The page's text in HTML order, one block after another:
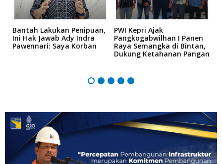
Bantah Lakukan Penipuan,
Ini Hak Jawab Ady Indra
Pawennari: Saya Korban
PWI Kepri Ajak
Pangkogabwilhan I Panen
Raya Semangka di Bintan,
Dukung Ketahanan Pangan